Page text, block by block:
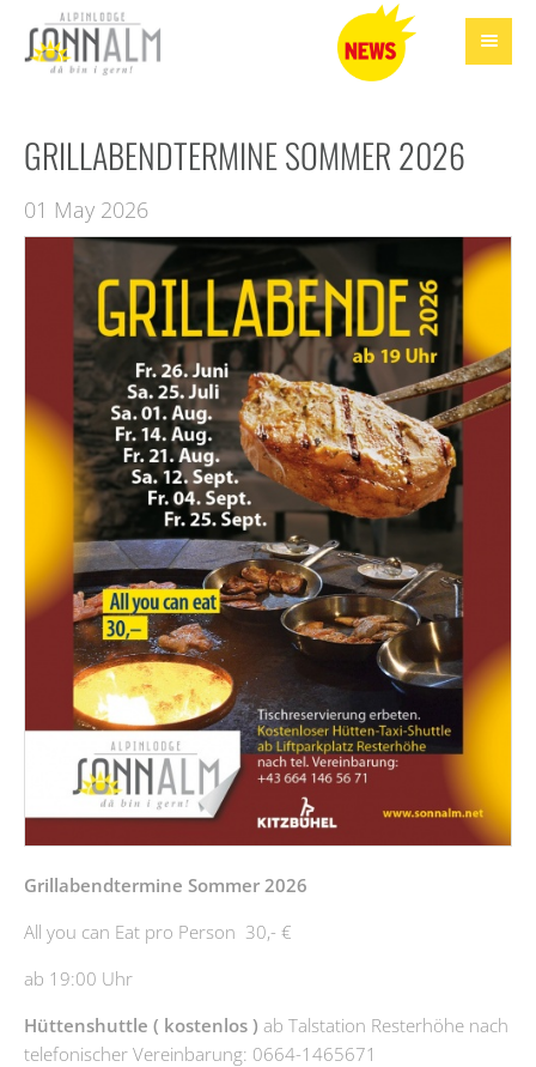
GRILLABENDTERMINE SOMMER 2026
01 May 2026
Grillabendtermine Sommer 2026
All you can Eat pro Person 30,- €
ab 19:00 Uhr
Hüttenshuttle ( kostenlos ) ab Talstation Resterhöhe nach
telefonischer Vereinbarung: 0664-1465671